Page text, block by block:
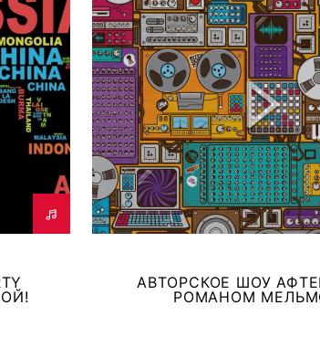
АВТОРСКОЕ ШОУ
РОМАНОМ